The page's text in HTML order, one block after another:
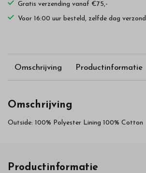
Gratis verzending vanaf €75,-
Voor 16:00 uur besteld, zelfde dag
Omschrijving Productinformatie
Omschrijving
Outside: 100% Polyester Lining 100% Cotton
Productinformatie